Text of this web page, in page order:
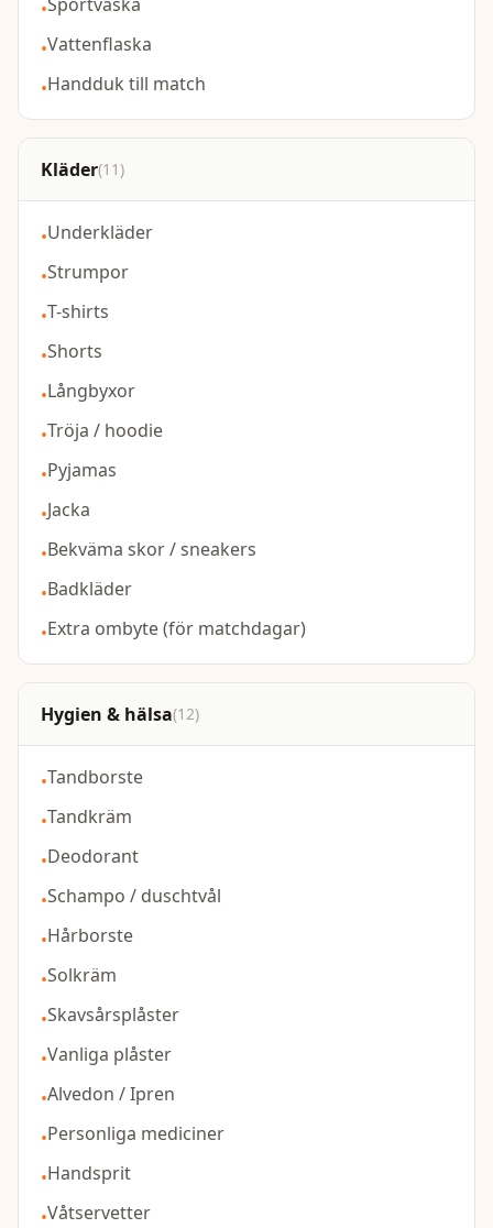
•
•Vattenflaska
•Handduk till match
Kläder(11)
•Underkläder
•Strumpor
•T-shirts
•Shorts
•Långbyxor
•Tröja / hoodie
•Pyjamas
•Jacka
•Bekväma skor / sneakers
•Badkläder
•Extra ombyte (för matchdagar)
Hygien & hälsa(12)
•Tandborste
•Tandkräm
•Deodorant
•Schampo / duschtvål
•Hårborste
•Solkräm
•Skavsårsplåster
•Vanliga plåster
•Alvedon / Ipren
•Personliga mediciner
•Handsprit
•Våtservetter